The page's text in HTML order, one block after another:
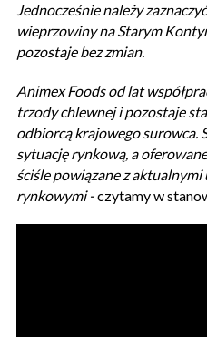
Jednocześnie należy
wieprzowiny na Starym
pozostaje bez zmian.
Animex Foods od lat
trzody chlewnej i pozostaje
odbiorcą krajowego surowca.
sytuację rynkową, a
ściśle powiązane z
rynkowymi -czytamy w